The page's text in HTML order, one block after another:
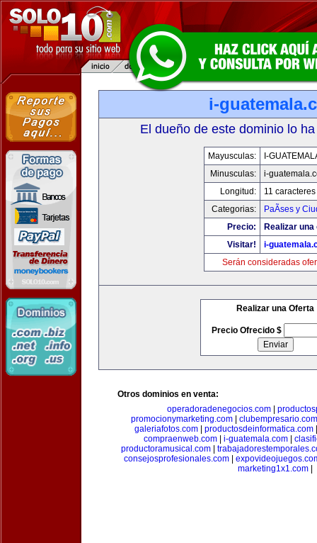
i-
El dueño de este dominio lo
Mayusculas:
I-
Minusculas:
i-
Longitud:
11 caracteres
Categorias:
PaÃ­ses y
Precio:
Realizar
Visitar!
i-
Serán consideradas
Realizar una Oferta
Precio Ofrecido $
Otros dominios en venta:
operadoradenegocios.com|
promocionymarketing.com| clubempresario.com
galeriafotos.com
productosdeinformatica.com
compraenweb.com| i-guatemala.com|
productoramusical.com
consejosprofesionales.com|
marketing1x1.com